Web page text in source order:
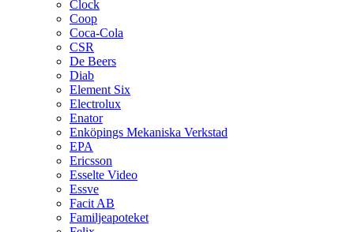
Clock
Coop
Coca-Cola
CSR
De Beers
Diab
Element Six
Electrolux
Enator
Enköpings Mekaniska Verkstad
EPA
Ericsson
Esselte Video
Essve
Facit AB
Familjeapoteket